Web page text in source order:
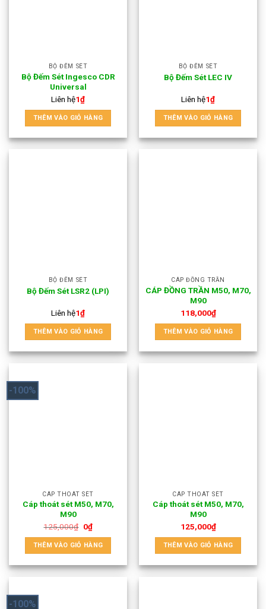
BỘ ĐẾM SÉT
Bộ Đếm Sét Ingesco CDR
Universal
Liên hệ1₫
THÊM VÀO GIỎ HÀNG
BỘ ĐẾM SÉT
Bộ Đếm Sét LEC IV
Liên hệ1₫
THÊM VÀO GIỎ HÀNG
BỘ ĐẾM SÉT
Bộ Đếm Sét LSR2 (LPI)
Liên hệ1₫
THÊM VÀO GIỎ HÀNG
CÁP ĐỒNG TRẦN
CÁP ĐỒNG TRẦN M50, M70,
M90
118,000₫
THÊM VÀO GIỎ HÀNG
-100%
CÁP THOÁT SÉT
Cáp thoát sét M50, M70,
M90
125,000₫ 0₫
THÊM VÀO GIỎ HÀNG
CÁP THOÁT SÉT
Cáp thoát sét M50, M70,
M90
125,000₫
THÊM VÀO GIỎ HÀNG
-100%